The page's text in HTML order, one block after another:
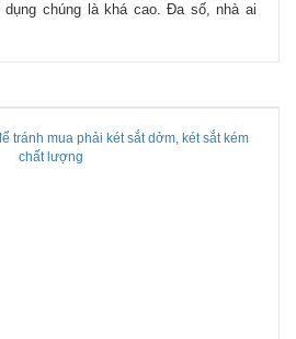
chúng là khá cao. Đa số, nhà ai